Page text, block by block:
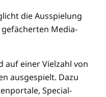
die Ausspielung
Media-
auf einer Vielzahl von
ausgespielt. Dazu
Special-